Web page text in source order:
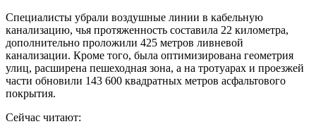
Специалисты убрали воздушные линии в кабельную
канализацию, чья протяженность составила 22 километра,
дополнительно проложили 425 метров ливневой
канализации. Кроме того, была оптимизирована геометрия
улиц, расширена пешеходная зона, а на тротуарах и проезжей
части обновили 143 600 квадратных метров асфальтового
покрытия.
Сейчас читают: